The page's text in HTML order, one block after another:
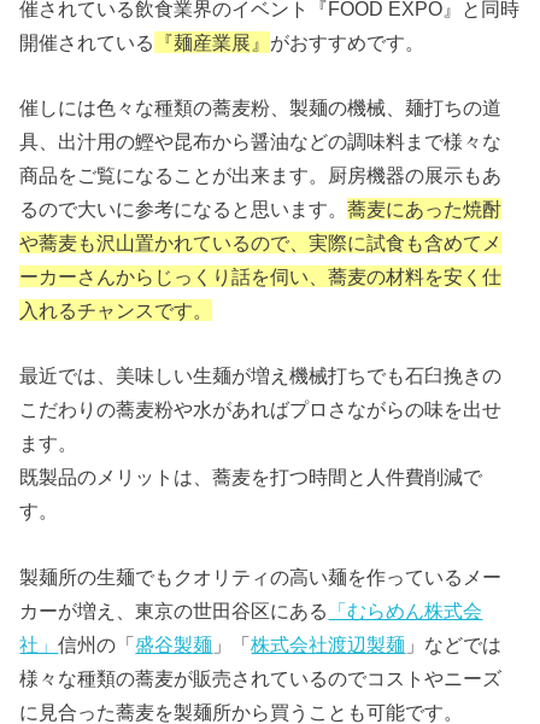
催されている飲食業界のイベント『FOOD EXPO』と同時
開催されている
『麺産業展』 がおすすめです。
催しには色々な種類の蕎麦粉、製麺の機械、麺打ちの道
具、出汁用の鰹や昆布から醤油などの調味料まで様々な
商品をご覧になることが出来ます。厨房機器の展示もあ
るので大いに参考になると思います。蕎麦にあった焼酎
や蕎麦も沢山置かれているので、実際に試食も含めてメ
ーカーさんからじっくり話を伺い、蕎麦の材料を安く仕
入れるチャンスです。
最近では、美味しい生麺が増え機械打ちでも石臼挽きの
こだわりの蕎麦粉や水があればプロさながらの味を出せ
ます。
既製品のメリットは、蕎麦を打つ時間と人件費削減で
す。
製麺所の生麺でもクオリティの高い麺を作っているメー
カーが増え、東京の世田谷区にある
「むらめん株式会
社」信州の「盛谷製麺 」「株式会社渡辺製麺 」などでは
様々な種類の蕎麦が販売されているのでコストやニーズ
に見合った蕎麦を製麺所から買うことも可能です。